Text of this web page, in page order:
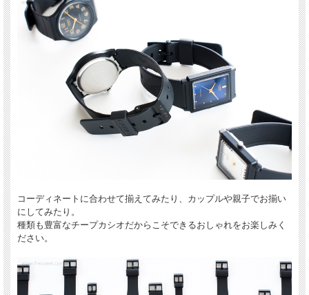
コーディネートに合わせて揃えてみたり、カップルや親子でお揃い
にしてみたり。
種類も豊富なチープカシオだからこそできるおしゃれをお楽しみく
ださい。